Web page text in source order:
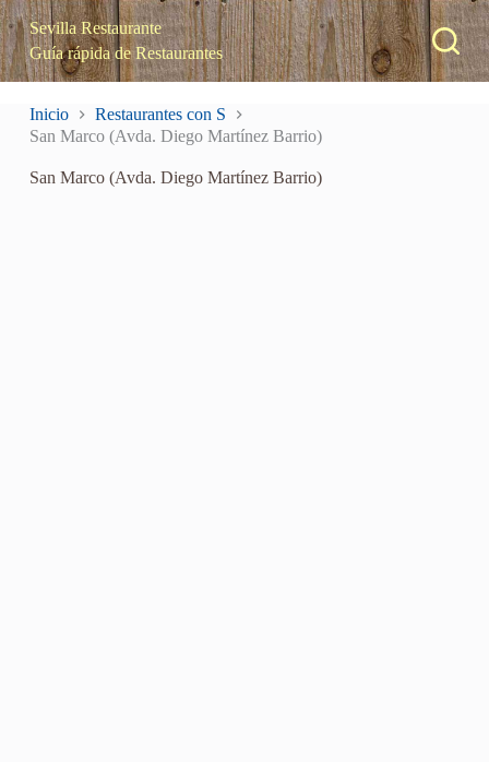
S
a
l
t
Sevilla Restaurante
Guía rápida de Restaurantes
Inicio
Restaurantes con S
San Marco (Avda. Diego Martínez Barrio)
San Marco (Avda. Diego Martínez Barrio)